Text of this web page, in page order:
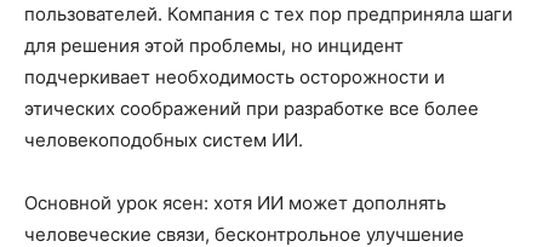
пользователей. Компания с тех пор предприняла шаги
для решения этой проблемы, но инцидент
подчеркивает необходимость осторожности и
этических соображений при разработке все более
человекоподобных систем ИИ.
Основной урок ясен: хотя ИИ может дополнять
человеческие связи, бесконтрольное улучшение